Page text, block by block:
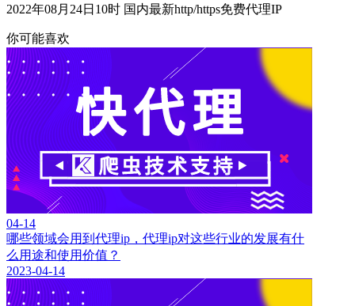
2022年08月24日10时 国内最新http/https免费代理IP
你可能喜欢
04-14
哪些领域会用到代理ip，代理ip对这些行业的发展有什
么用途和使用价值？
2023-04-14